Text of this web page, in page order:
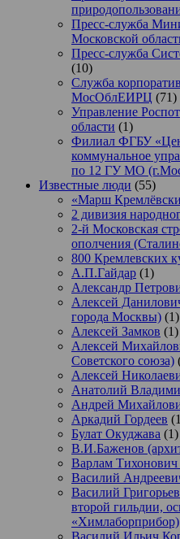
Пресс-служба
Московской
Пресс-служба
(10)
Служба
МосОблЕИРЦ (71)
Управление
области (1)
Филиал ФГБУ
коммунальное
по 12 ГУ МО
Известные люди (55)
«Марш
2 дивизия
2-й Московская
ополчения
800 Кремлевских
А.П.Гайдар (1)
Александр
Алексей
города Москвы) (1)
Алексей Замков (1)
Алексей
Советского союза)
Алексей
Анатолий
Андрей
Аркадий Гордеев
Булат Окуджава (1)
В.И.Баженов
Варлам
Василий
Василий
второй гильдии,
«Химлаборприбор)